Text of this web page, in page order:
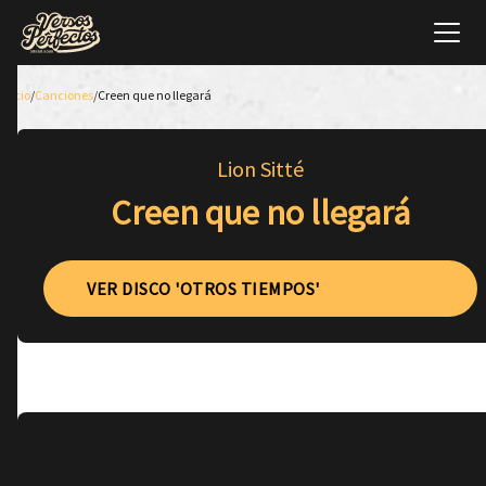
Inicio/Canciones/Creen que no llegará
Lion Sitté
Creen que no llegará
VER DISCO 'OTROS TIEMPOS'